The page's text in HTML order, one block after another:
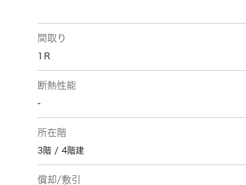
間取り
1Ｒ
断熱性能
-
所在階
3階 / 4階建
償却/敷引